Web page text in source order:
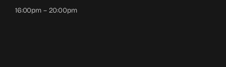
16:00pm – 20:00pm